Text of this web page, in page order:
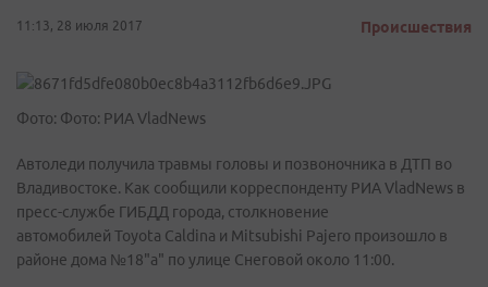
11:13, 28 июля 2017 Происшествия
Фото: Фото: РИА VladNews
Автоледи получила травмы головы и позвоночника в ДТП во
Владивостоке. Как сообщили корреспонденту РИА VladNews в
пресс-службе ГИБДД города, столкновение
автомобилей Toyota Caldina и Mitsubishi Pajero произошло в
районе дома №18"а" по улице Снеговой около 11:00.